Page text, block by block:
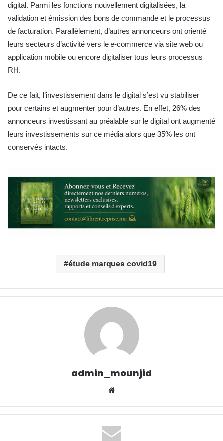
digital. Parmi les fonctions nouvellement digitalisées, la
validation et émission des bons de commande et le processus
de facturation. Parallèlement, d’autres annonceurs ont orienté
leurs secteurs d’activité vers le e-commerce via site web ou
application mobile ou encore digitaliser tous leurs processus
RH.
De ce fait, l’investissement dans le digital s’est vu stabiliser
pour certains et augmenter pour d’autres. En effet, 26% des
annonceurs investissant au préalable sur le digital ont augmenté
leurs investissements sur ce média alors que 35% les ont
conservés intacts.
étude marques covid19
admin_mounjid